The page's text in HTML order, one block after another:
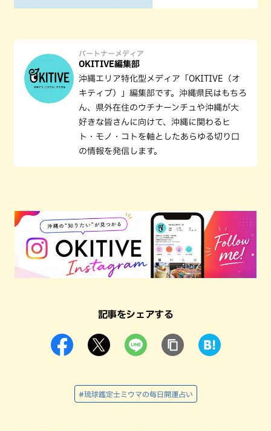
パートナーメディア
OKITIVE編集部
沖縄エリア特化型メディア「OKITIVE（オ
キティブ）」編集部です。沖縄県民はもちろ
ん、県外在住のウチナーンチュや沖縄が大
好きな皆さんに向けて、沖縄に関わるヒ
ト・モノ・コトを軸としたあらゆる切り口
の情報を発信します。
記事をシェアする
#琉球鑑定士ミウマの毎日開運占い